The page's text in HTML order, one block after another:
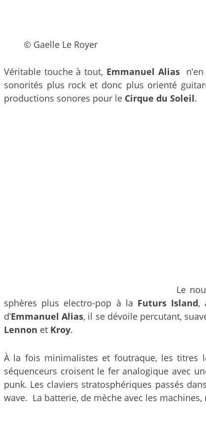
© Gaelle Le Royer
Véritable touche à tout, Emmanuel Alias
sonorités plus rock et donc plus orienté
productions sonores pour le Cirque du Soleil.
Le
sphères plus electro-pop à la Futurs Island,
d’Emmanuel Alias, il se dévoile percutant,
Lennon et Kroy.
À la fois minimalistes et foutraque, les titres
séquenceurs croisent le fer analogique avec
punk. Les claviers stratosphériques passés
wave. La batterie, de mèche avec les